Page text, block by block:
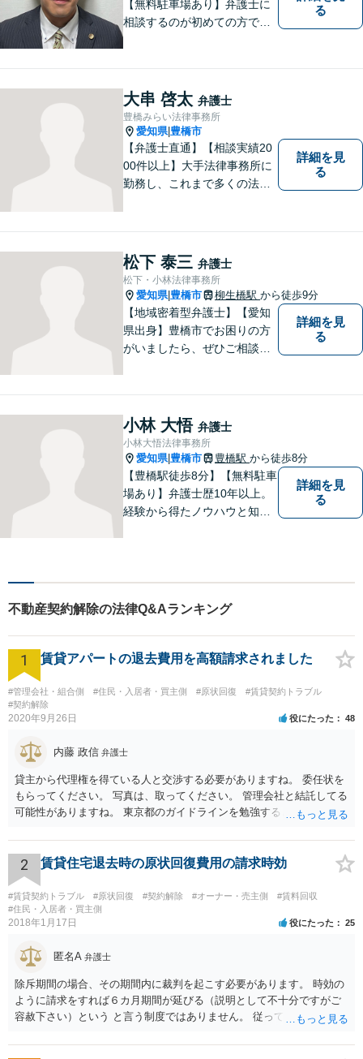
【無料駐車場あり】弁護士に
相談するのが初めての方でも
には、可能な限り早く解決に
至るよう迅速に対応いたしま
す。まずはお気軽にご相談く
ださい。
る
大串 啓太 弁護士
豊橋みらい法律事務所
愛知県| 豊橋市
【弁護士直通】【相談実績20
00件以上】大手法律事務所に
勤務し、これまで多くの法律
回30分は無料ですから、お気
軽にお電話ください。
詳細を見
る
松下 泰三 弁護士
松下・小林法律事務所
愛知県| 豊橋市 柳生橋駅 から徒歩9分
【地域密着型弁護士】【愛知
県出身】豊橋市でお困りの方
がいましたら、ぜひご相談く
詳細を見
る
小林 大悟 弁護士
小林大悟法律事務所
愛知県| 豊橋市 豊橋駅 から徒歩8分
【豊橋駅徒歩8分】【無料駐車
場あり】弁護士歴10年以上。
経験から得たノウハウと知見
可能】親しみやすく、信頼い
ただける人間性を大切にして
います。お気軽にご相談くだ
さい。
詳細を見
る
不動産契約解除の法律Q&Aランキング
1 賃貸アパートの退去費用を高額請求されました
#管理会社・組合側 #住民・入居者・買主側 #原状回復
#賃貸契約トラブル
#契約解除
2020年9月26日 役にたった 48
内藤 政信 弁護士
貸主から代理権を得ている人と交渉する必要がありますね。 委任状を
もらってください。 写真は、取ってください。 管理会社と結託してる
可能性がありますね。 東京都のガイドラインを勉強するといいでしょ
2 賃貸住宅退去時の原状回復費用の請求時効
#賃貸契約トラブル #原状回復 #契約解除 #オーナー・売主側
#賃料回収
#住民・入居者・買主側
2018年1月17日 役にたった 25
匿名A 弁護士
除斥期間の場合、その期間内に裁判を起こす必要があります。 時効の
ように請求をすれば６カ月期間が延びる（説明として不十分ですがご
容赦下さい）という と言う制度ではありません。 従って、理論上は１